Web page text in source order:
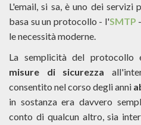
L'email, si sa, è uno dei
basa su un protocollo - l'SMTP
le necessità moderne.
La semplicità del protocollo
misure di sicurezza
consentito nel corso degli anni
in sostanza era davvero
conto di qualcun altro, sia